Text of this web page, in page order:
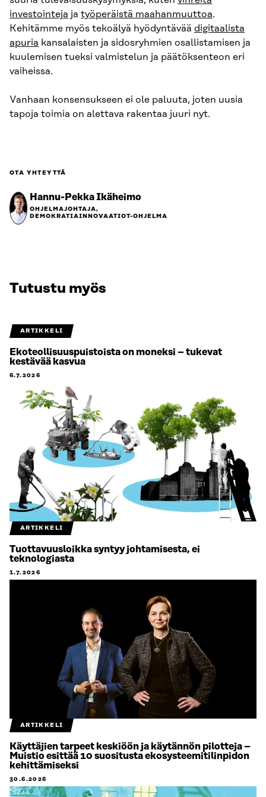
investointeja ja työperäistä maahanmuuttoa.
Kehitämme myös tekoälyä hyödyntävää digitaalista
apuria kansalaisten ja sidosryhmien osallistamisen ja
kuulemisen tueksi valmistelun ja päätöksenteon eri
vaiheissa.
Vanhaan konsensukseen ei ole paluuta, joten uusia
tapoja toimia on alettava rakentaa juuri nyt.
OTA YHTEYTTÄ
Hannu-Pekka Ikäheimo
OHJELMAJOHTAJA,
DEMOKRATIAINNOVAATIOT-OHJELMA
Tutustu myös
ARTIKKELI
Ekoteollisuuspuistoista on moneksi – tukevat
kestävää kasvua
6.7.2026
ARTIKKELI
Tuottavuusloikka syntyy johtamisesta, ei
teknologiasta
1.7.2026
ARTIKKELI
Käyttäjien tarpeet keskiöön ja käytännön pilotteja –
Muistio esittää 10 suositusta ekosysteemitilinpidon
kehittämiseksi
30.6.2026